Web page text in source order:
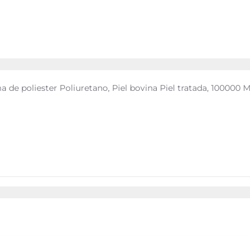
de poliester Poliuretano, Piel bovina Piel tratada, 100000